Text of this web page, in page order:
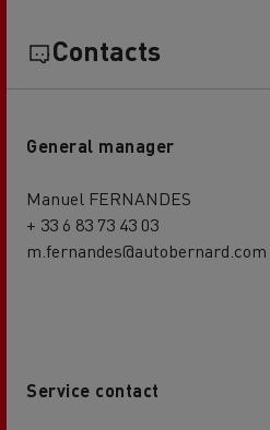
Contacts
General manager
Manuel FERNANDES
+ 33 6 83 73 43 03
m.fernandes@autobernard.com
Service contact